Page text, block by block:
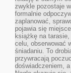
zwykle pozostaje
formalnie
zaplanować,
pojawia się
książkę na
celu, obserwować
śniadaniu. To
przywracają
doświadczeniem,